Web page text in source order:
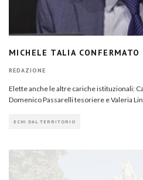
MICHELE TALIA CONFERMATO
REDAZIONE
Elette anche le altre cariche istituzionali:
Domenico Passarelli tesoriere e Valeria
ECHI DAL TERRITORIO